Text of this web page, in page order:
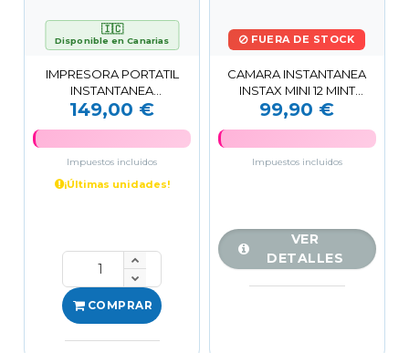
🇮🇨
Disponible en Canarias
IMPRESORA PORTATIL
INSTANTANEA
BLUETOOTH 5.1 INSTAX
MINI LINK 3 VERDE
149,00 €
Impuestos incluidos
¡Últimas unidades!
COMPRAR
FUERA DE STOCK
CAMARA INSTANTANEA
INSTAX MINI 12 MINT
FUJIFILM
99,90 €
Impuestos incluidos
VER
DETALLES